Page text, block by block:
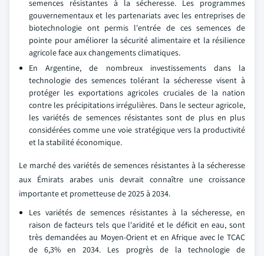
semences résistantes à la sécheresse. Les programmes
gouvernementaux et les partenariats avec les entreprises de
biotechnologie ont permis l'entrée de ces semences de
pointe pour améliorer la sécurité alimentaire et la résilience
agricole face aux changements climatiques.
En Argentine, de nombreux investissements dans la
technologie des semences tolérant la sécheresse visent à
protéger les exportations agricoles cruciales de la nation
contre les précipitations irrégulières. Dans le secteur agricole,
les variétés de semences résistantes sont de plus en plus
considérées comme une voie stratégique vers la productivité
et la stabilité économique.
Le marché des variétés de semences résistantes à la sécheresse
aux Émirats arabes unis devrait connaître une croissance
importante et prometteuse de 2025 à 2034.
Les variétés de semences résistantes à la sécheresse, en
raison de facteurs tels que l'aridité et le déficit en eau, sont
très demandées au Moyen-Orient et en Afrique avec le TCAC
de 6,3% en 2034. Les progrès de la technologie de